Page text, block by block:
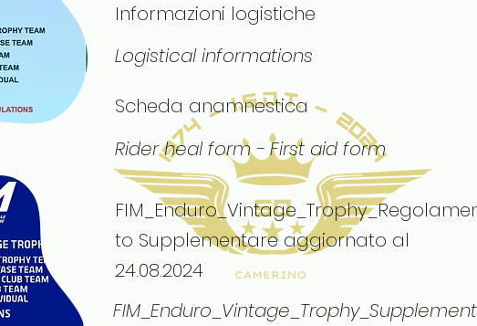
Informazioni logistiche
Logistical informations
Scheda anamnestica
Rider heal form - First aid form
to Supplementare aggiornato al
24.08.2024